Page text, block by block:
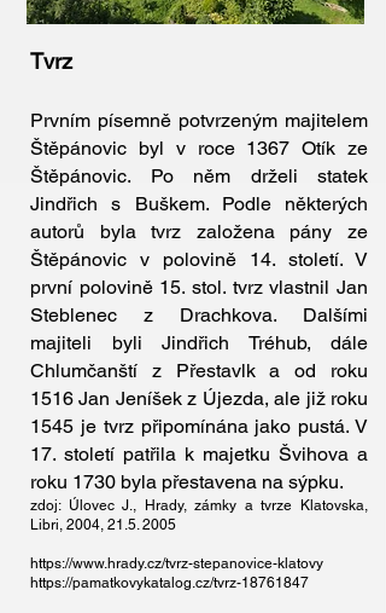
Tvrz
Prvním písemně potvrzeným majitelem
Štěpánovic byl v roce 1367 Otík ze
Štěpánovic. Po něm drželi statek
Jindřich s Buškem. Podle některých
autorů byla tvrz založena pány ze
Štěpánovic v polovině 14. století. V
první polovině 15. stol. tvrz vlastnil Jan
Steblenec z Drachkova. Dalšími
majiteli byli Jindřich Tréhub, dále
Chlumčanští z Přestavlk a od roku
1516 Jan Jeníšek z Újezda, ale již roku
1545 je tvrz připomínána jako pustá. V
17. století patřila k majetku Švihova a
roku 1730 byla přestavena na sýpku.
zdoj: Úlovec J., Hrady, zámky a tvrze Klatovska,
Libri, 2004, 21.5. 2005
https://www.hrady.cz/tvrz-stepanovice-klatovy
https://pamatkovykatalog.cz/tvrz-18761847